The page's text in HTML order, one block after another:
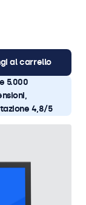
al carrello
5.000
4,8/5